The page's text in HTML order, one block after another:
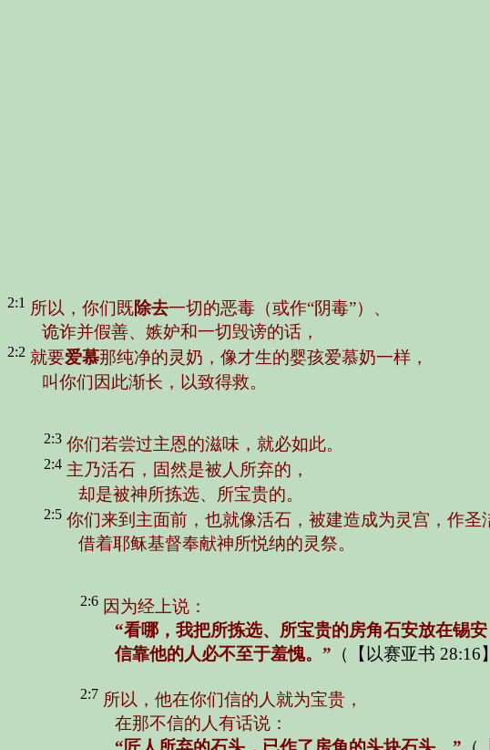
2:1 所以，你们既除去一切的恶毒（或作“阴毒”）、
诡诈并假善、嫉妒和一切毁谤的话，
2:2 就要爱慕那纯净的灵奶，像才生的婴孩爱慕奶一样，
叫你们因此渐长，以致得救。
2:3 你们若尝过主恩的滋味，就必如此。
2:4 主乃活石，固然是被人所弃的，
却是被神所拣选、所宝贵的。
2:5 你们来到主面前，也就像活石，被建造成为灵宫，作圣
借着耶稣基督奉献神所悦纳的灵祭。
2:6 因为经上说：
“看哪，我把所拣选、所宝贵的房角石安放在锡安
信靠他的人必不至于羞愧。” （【以赛亚书 28:16
2:7 所以，他在你们信的人就为宝贵，
在那不信的人有话说：